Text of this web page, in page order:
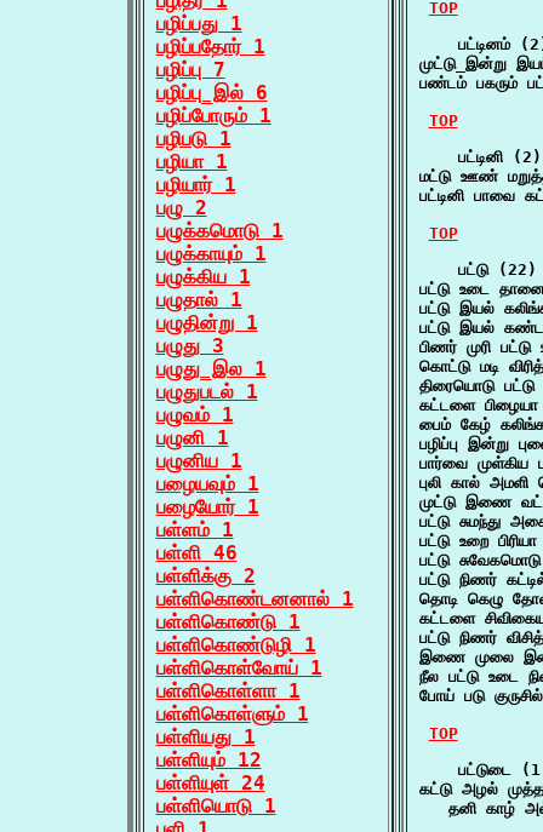
பழிப்பது 1
பழிப்பதோர் 1
பழிப்பு 7
பழிப்பு_இல் 6
பழிப்போரும் 1
பழிபடு 1
பழியா 1
பழியார் 1
பழு 2
பழுக்கமொடு 1
பழுக்காயும் 1
பழுக்கிய 1
பழுதால் 1
பழுதின்று 1
பழுது 3
பழுது_இல 1
பழுதுபடல் 1
பழுவம் 1
பழுனி 1
பழுனிய 1
பழையவும் 1
பழையோர் 1
பள்ளம் 1
பள்ளி 46
பள்ளிக்கு 2
பள்ளிகொண்டனனால் 1
பள்ளிகொண்டு 1
பள்ளிகொண்டுழி 1
பள்ளிகொள்வோய் 1
பள்ளிகொள்ளா 1
பள்ளிகொள்ளும் 1
பள்ளியது 1
பள்ளியும் 12
பள்ளியுள் 24
பள்ளியொடு 1
TOP
பட்டினம்
முட்டு_இன்று
பண்டம் பகரும்
TOP
    பட்டினி (2)
மட்டு ஊண்
பட்டினி பாவை
TOP
    பட்டு (22)
பட்டு உடை
பட்டு இயல்
பட்டு இயல்
பிணர் முரி
கொட்டு மடி
திரையொடு
கட்டளை
பைம் கேழ்
பழிப்பு இன்று
பார்வை முள்கிய
புலி கால்
முட்டு இணை
பட்டு சுமந்து
பட்டு உறை
பட்டு
பட்டு நிணர்
தொடி கெழு
கட்டளை
பட்டு நிணர்
இணை முலை இடை
நீல பட்டு உடை
போய் படு
TOP
பட்டுடை
கட்டு அழல்
தனி காழ்